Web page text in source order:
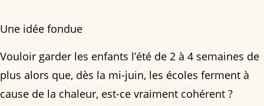
Une idée fondue
Vouloir garder les enfants l’été de 2 à 4 semaines de
plus alors que, dès la mi-juin, les écoles ferment à
cause de la chaleur, est-ce vraiment cohérent ?